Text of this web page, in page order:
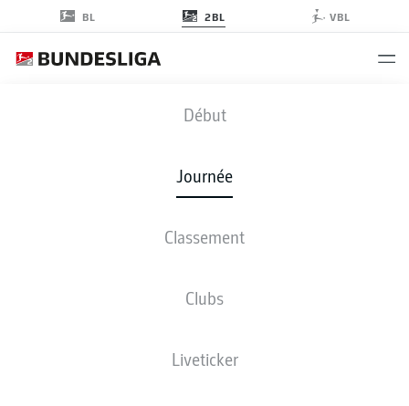
BL 2BL VBL
Début
Journée
Classement
Clubs
Liveticker
SVD - KSV
COMPOSITIONS STATISTIQUES